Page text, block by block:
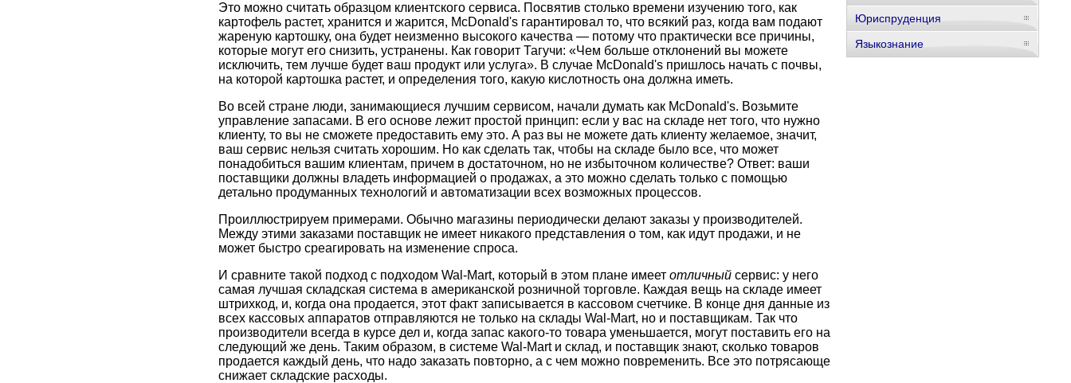
Это можно считать образцом клиентского сервиса. Посвятив столько времени изучению того, как
картофель растет, хранится и жарится, McDonald's гарантировал то, что всякий раз, когда вам подают
жареную картошку, она будет неизменно высокого качества — потому что практически все причины,
которые могут его снизить, устранены. Как говорит Тагучи: «Чем больше отклонений вы можете
исключить, тем лучше будет ваш продукт или услуга». В случае McDonald's пришлось начать с почвы,
на которой картошка растет, и определения того, какую кислотность она должна иметь.
Во всей стране люди, занимающиеся лучшим сервисом, начали думать как McDonald's. Возьмите
управление запасами. В его основе лежит простой принцип: если у вас на складе нет того, что нужно
клиенту, то вы не сможете предоставить ему это. А раз вы не можете дать клиенту желаемое, значит,
ваш сервис нельзя считать хорошим. Но как сделать так, чтобы на складе было все, что может
понадобиться вашим клиентам, причем в достаточном, но не избыточном количестве? Ответ: ваши
поставщики должны владеть информацией о продажах, а это можно сделать только с помощью
детально продуманных технологий и автоматизации всех возможных процессов.
Проиллюстрируем примерами. Обычно магазины периодически делают заказы у производителей.
Между этими заказами поставщик не имеет никакого представления о том, как идут продажи, и не
может быстро среагировать на изменение спроса.
И сравните такой подход с подходом Wal-Mart, который в этом плане имеет отличный сервис: у него
самая лучшая складская система в американской розничной торговле. Каждая вещь на складе имеет
штрихкод, и, когда она продается, этот факт записывается в кассовом счетчике. В конце дня данные из
всех кассовых аппаратов отправляются не только на склады Wal-Mart, но и поставщикам. Так что
производители всегда в курсе дел и, когда запас какого-то товара уменьшается, могут поставить его на
следующий же день. Таким образом, в системе Wal-Mart и склад, и поставщик знают, сколько товаров
продается каждый день, что надо заказать повторно, а с чем можно повременить. Все это потрясающе
снижает складские расходы.
Юриспруденция
Языкознание